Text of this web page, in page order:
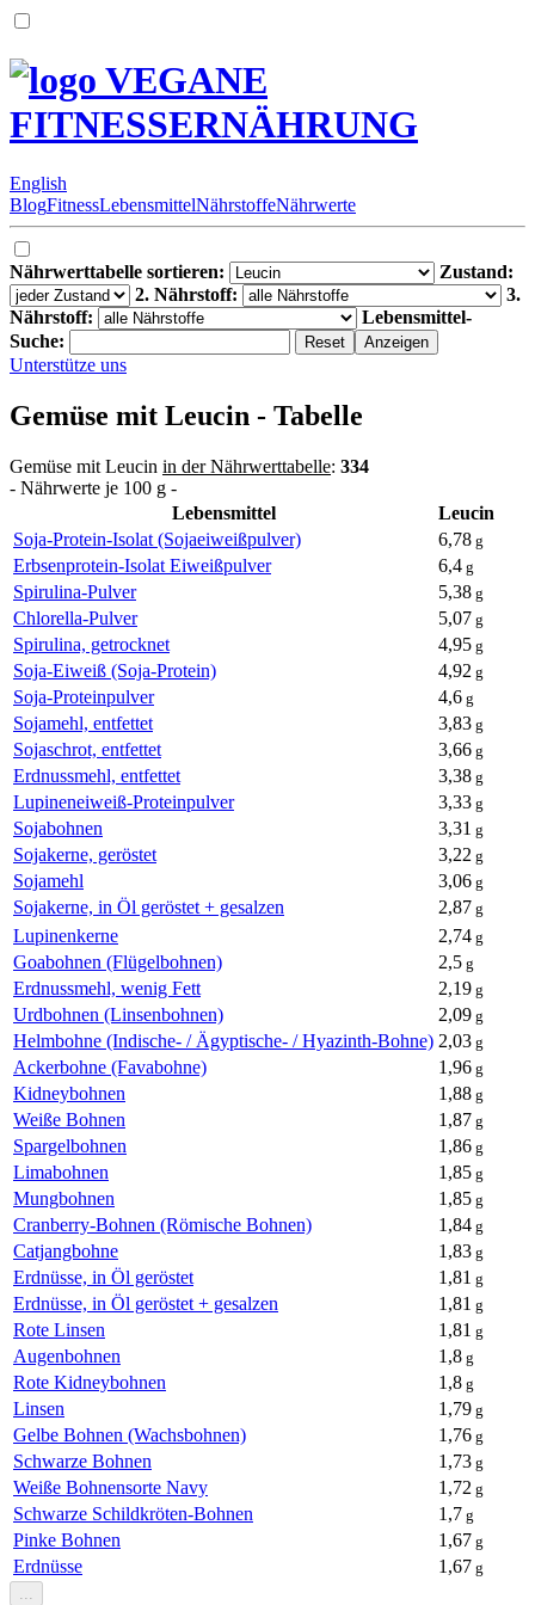
VEGANE
FITNESSERNÄHRUNG
English
BlogFitnessLebensmittelNährstoffeNährwerte
Nährwerttabelle sortieren:
Zustand:
2. Nährstoff:
3.
Nährstoff:
Lebensmittel-
Suche:
Unterstütze uns
Gemüse mit Leucin - Tabelle
Gemüse mit Leucin in der Nährwerttabelle: 334
- Nährwerte je 100 g -
Lebensmittel
Leucin
Soja-Protein-Isolat (Sojaeiweißpulver)
6,78 g
Erbsenprotein-Isolat Eiweißpulver 6,4 g
Spirulina-Pulver 5,38 g
Chlorella-Pulver 5,07 g
Spirulina, getrocknet 4,95 g
Soja-Eiweiß (Soja-Protein) 4,92 g
Soja-Proteinpulver 4,6 g
Sojamehl, entfettet 3,83 g
Sojaschrot, entfettet 3,66 g
Erdnussmehl, entfettet 3,38 g
Lupineneiweiß-Proteinpulver 3,33 g
Sojabohnen 3,31 g
Sojakerne, geröstet 3,22 g
Sojamehl 3,06 g
Sojakerne, in Öl geröstet + gesalzen 2,87 g
Lupinenkerne 2,74 g
Goabohnen (Flügelbohnen) 2,5 g
Erdnussmehl, wenig Fett 2,19 g
Urdbohnen (Linsenbohnen) 2,09 g
Helmbohne (Indische- / Ägyptische- / Hyazinth-Bohne) 2,03 g
Ackerbohne (Favabohne) 1,96 g
Kidneybohnen 1,88 g
Weiße Bohnen 1,87 g
Spargelbohnen 1,86 g
Limabohnen 1,85 g
Mungbohnen 1,85 g
Cranberry-Bohnen (Römische Bohnen) 1,84 g
Catjangbohne 1,83 g
Erdnüsse, in Öl geröstet 1,81 g
Erdnüsse, in Öl geröstet + gesalzen 1,81 g
Rote Linsen 1,81 g
Augenbohnen 1,8 g
Rote Kidneybohnen 1,8 g
Linsen 1,79 g
Gelbe Bohnen (Wachsbohnen) 1,76 g
Schwarze Bohnen 1,73 g
Weiße Bohnensorte Navy 1,72 g
Schwarze Schildkröten-Bohnen 1,7 g
Pinke Bohnen 1,67 g
Erdnüsse 1,67 g